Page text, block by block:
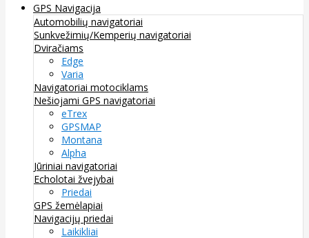
GPS Navigacija
Automobilių navigatoriai
Sunkvežimių/Kemperių navigatoriai
Dviračiams
Edge
Varia
Navigatoriai motociklams
Nešiojami GPS navigatoriai
eTrex
GPSMAP
Montana
Alpha
Jūriniai navigatoriai
Echolotai žvejybai
Priedai
GPS žemėlapiai
Navigacijų priedai
Laikikliai